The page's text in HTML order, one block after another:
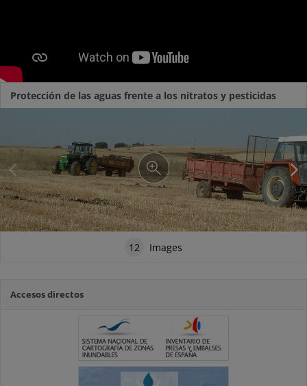
Protección de las aguas frente a los nitratos y pesticidas
12 Images
Accesos directos